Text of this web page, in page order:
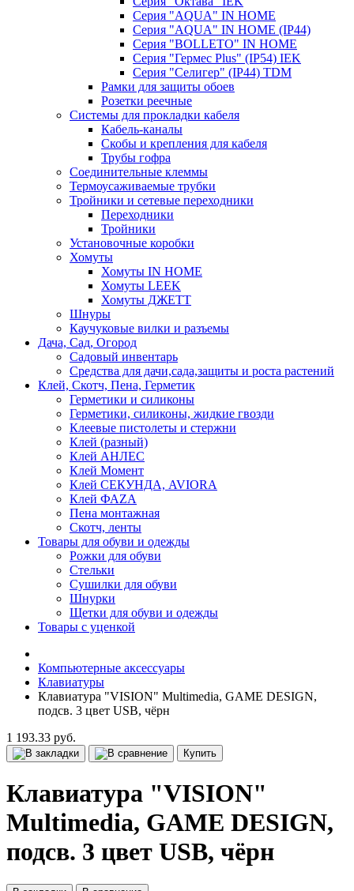
Серия "AQUA" IN HOME
Серия "AQUA" IN HOME (IP44)
Серия "BОLLETO" IN HOME
Серия "Гермес Plus" (IP54) IEK
Серия "Селигер" (IP44) TDM
Рамки для защиты обоев
Розетки реечные
Системы для прокладки кабеля
Кабель-каналы
Скобы и крепления для кабеля
Трубы гофра
Соединительные клеммы
Термоусаживаемые трубки
Тройники и сетевые переходники
Переходники
Тройники
Установочные коробки
Хомуты
Хомуты IN HOME
Хомуты LEEK
Хомуты ДЖЕТТ
Шнуры
Каучуковые вилки и разъемы
Дача, Сад, Огород
Садовый инвентарь
Средства для дачи,сада,защиты и роста растений
Клей, Скотч, Пена, Герметик
Герметики и силиконы
Герметики, силиконы, жидкие гвозди
Клеевые пистолеты и стержни
Клей (разный)
Клей АНЛЕС
Клей Момент
Клей СЕКУНДА, AVIORA
Клей ФАZА
Пена монтажная
Скотч, ленты
Товары для обуви и одежды
Рожки для обуви
Стельки
Сушилки для обуви
Шнурки
Щетки для обуви и одежды
Товары с уценкой
Компьютерные аксессуары
Клавиатуры
Клавиатура "VISION" Multimedia, GAME DESIGN,
подсв. 3 цвет USB, чёрн
1 193.33 руб.
Купить
Клавиатура "VISION"
Multimedia, GAME DESIGN,
подсв. 3 цвет USB, чёрн